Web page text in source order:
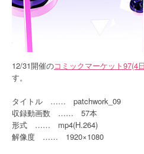
12/31開催のコミックマーケット97(4
す。
タイトル …… patchwork_09
収録動画数 …… 57本
形式 …… mp4(H.264)
解像度 …… 1920×1080